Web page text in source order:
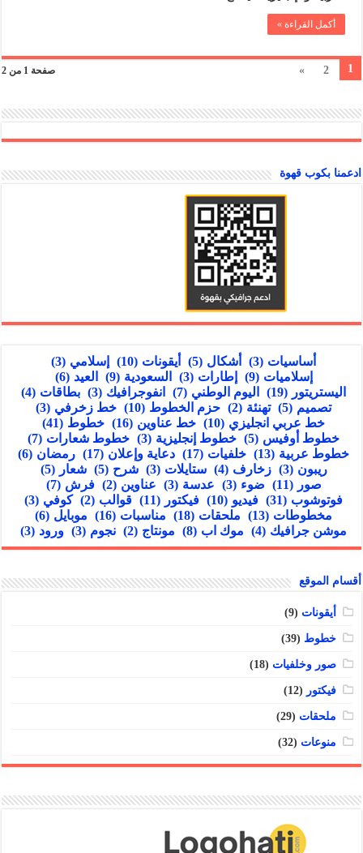
أكمل القراءة »
صفحة 1 من 2 1
2
»
ادعمنا بكوب قهوة
أساسيات (3) أشكال (5) أيقونات (10) إسلامي (3)
إسلاميات (9) إطارات (3) السعودية (9) العيد (6)
اليستريتور (19) اليوم الوطني (7) انفوجرافيك (3) بطاقات (4)
تصميم (5) تهنئة (2) حزم الخطوط (10) خط زخرفي (3)
خط عربي انجليزي (10) خط عناوين (16) خطوط (41)
خطوط أوفيس (5) خطوط إنجليزية (3) خطوط شعارات (7)
خطوط عربية (13) خلفيات (17) دعاية وإعلان (17) رمضان (6)
ريبون (3) زخارف (4) ستايلات (3) شرح (5) شعار
(5)
صور
(11) ضوء (3) عدسة (3) عناوين (2) فرش (7)
فوتوشوب (31) فيديو (10) فيكتور (11) قوالب (2) كوفي (3)
مخطوطات (13) ملحقات (18) مناسبات (16) موبايل (6)
موشن جرافيك (4) موك اب (8) مونتاج (2) نجوم (3) ورود (3)
أقسام الموقع
أيقونات (9)
خطوط (39)
صور وخلفيات (18)
فيكتور (12)
ملحقات (29)
منوعات (32)